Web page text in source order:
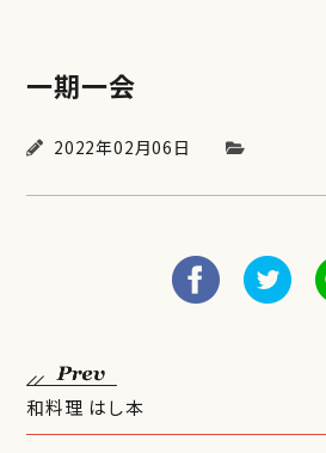
一期一会
2022年02月06日
和料理 はし本